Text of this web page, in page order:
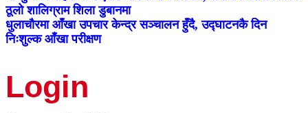
ठूलो शालिग्राम शिला डुबानमा
धुलाचौरमा आँखा उपचार केन्द्र सञ्चालन हुँदै, उद्घाटनकै दिन
निःशुल्क आँखा परीक्षण
Login